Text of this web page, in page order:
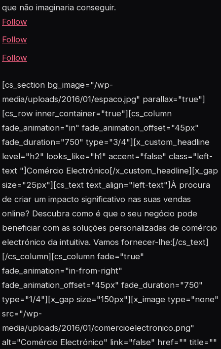
que não imaginaria conseguir.
Follow
Follow
Follow
[cs_section bg_image="/wp-
media/uploads/2016/01/espaco.jpg" parallax="true"]
[cs_row inner_container="true"][cs_column
fade_animation="in" fade_animation_offset="45px"
fade_duration="750" type="3/4"][x_custom_headline
level="h2" looks_like="h1" accent="false" class="left-
text "]Comércio Electrónico[/x_custom_headline][x_gap
size="25px"][cs_text text_align="left-text"]À procura
de criar um impacto significativo nas suas vendas
online? Descubra como é que o seu negócio pode
beneficiar com as soluções personalizadas de comércio
electrónico da intuitiva. Vamos fornecer-lhe:[/cs_text]
[/cs_column][cs_column fade="true"
fade_animation="in-from-right"
fade_animation_offset="45px" fade_duration="750"
type="1/4"][x_gap size="150px"][x_image type="none"
src="/wp-
media/uploads/2016/01/comercioelectronico.png"
alt="Comércio Electrónico" link="false" href="" title=""